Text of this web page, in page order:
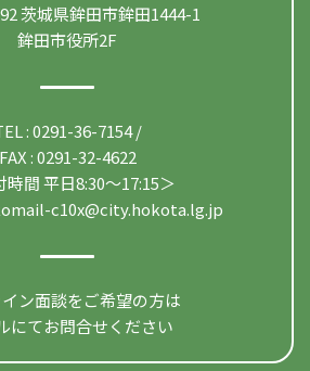
茨城県鉾田市鉾田1444-1
鉾田市役所2F
: 0291-36-7154 /
FAX : 0291-32-4622
時間 平日8:30〜17:15＞
c10x@city.hokota.lg.jp
ン面談をご希望の方は
にてお問合せください